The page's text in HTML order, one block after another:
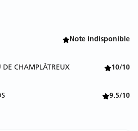
Note indisponible
DE CHAMPLÂTREUX 10/10
9.5/10